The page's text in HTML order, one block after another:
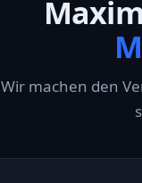
Wir machen den